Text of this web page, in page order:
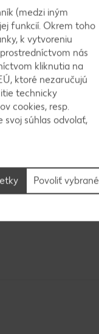
aspoň
(medzi iným
funkcií. Okrem toho
k vytvoreniu
nás
kliknutia na
ktoré nezaručujú
technicky
cookies, resp.
svoj súhlas odvolať,
Povoliť vybrané